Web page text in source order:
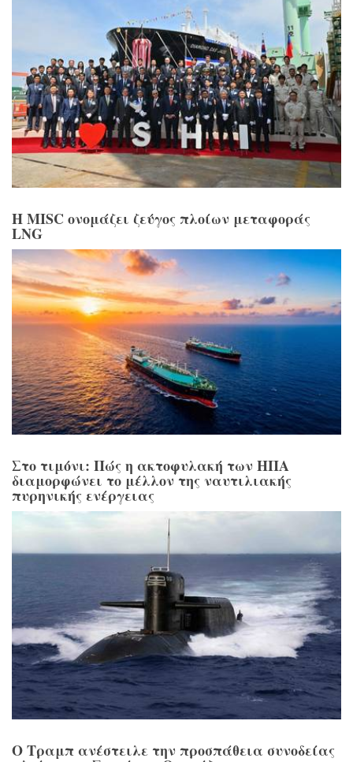
Η MISC ονομάζει ζεύγος πλοίων μεταφοράς
LNG
Στο τιμόνι: Πώς η ακτοφυλακή των ΗΠΑ
διαμορφώνει το μέλλον της ναυτιλιακής
πυρηνικής ενέργειας
Ο Τραμπ ανέστειλε την προσπάθεια συνοδείας